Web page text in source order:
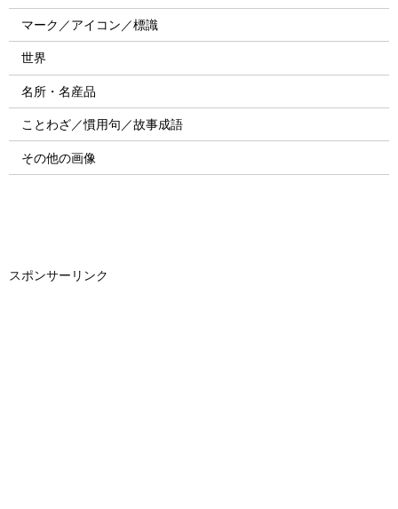
マーク／アイコン／標識
世界
名所・名産品
ことわざ／慣用句／故事成語
その他の画像
スポンサーリンク